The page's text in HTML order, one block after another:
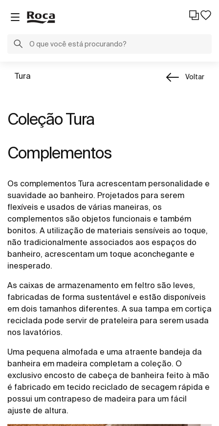
Tura Voltar
Coleção Tura
Complementos
Os complementos Tura acrescentam personalidade e
suavidade ao banheiro. Projetados para serem
flexíveis e usados de várias maneiras, os
complementos são objetos funcionais e também
bonitos. A utilização de materiais sensíveis ao toque,
não tradicionalmente associados aos espaços do
banheiro, acrescentam um toque aconchegante e
inesperado.
As caixas de armazenamento em feltro são leves,
fabricadas de forma sustentável e estão disponíveis
em dois tamanhos diferentes. A sua tampa em cortiça
reciclada pode servir de prateleira para serem usada
nos lavatórios.
Uma pequena almofada e uma atraente bandeja da
banheira em madeira completam a coleção. O
exclusivo encosto de cabeça de banheira feito à mão
é fabricado em tecido reciclado de secagem rápida e
possui um contrapeso de madeira para um fácil
ajuste de altura.